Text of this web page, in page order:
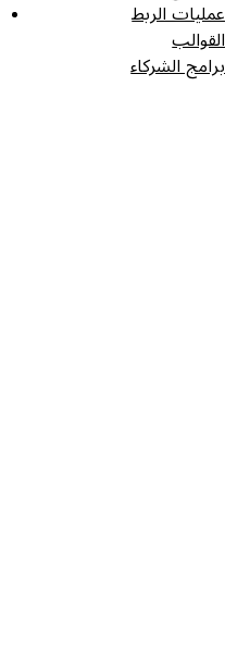
عمليات الربط
القوالب
برامج الشركاء